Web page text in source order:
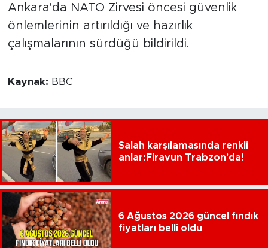
Ankara'da NATO Zirvesi öncesi güvenlik
önlemlerinin artırıldığı ve hazırlık
çalışmalarının sürdüğü bildirildi.
Kaynak: BBC
Salah karşılamasında renkli
anlar:Firavun Trabzon'da!
6 Ağustos 2026 güncel fındık
fiyatları belli oldu